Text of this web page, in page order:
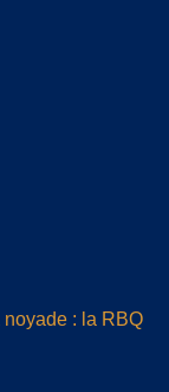
: la RBQ